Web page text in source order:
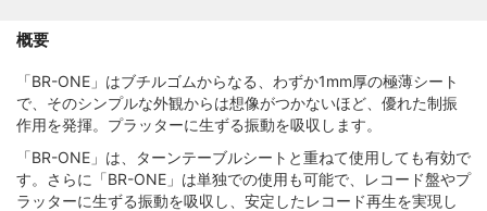
概要
「BR-ONE」はブチルゴムからなる、わずか1mm厚の極薄シート
で、そのシンプルな外観からは想像がつかないほど、優れた制振
作用を発揮。プラッターに生ずる振動を吸収します。
「BR-ONE」は、ターンテーブルシートと重ねて使用しても有効で
す。さらに「BR-ONE」は単独での使用も可能で、レコード盤やプ
ラッターに生ずる振動を吸収し、安定したレコード再生を実現し